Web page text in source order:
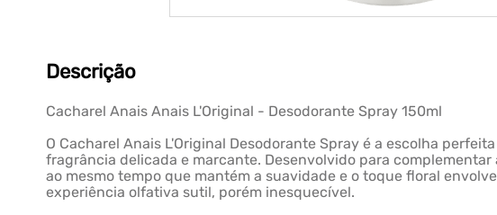
Descrição
Cacharel Anais Anais L'Original - Desodorante Spray 150ml
O Cacharel Anais L'Original Desodorante Spray é a escolha
fragrância delicada e marcante. Desenvolvido para
ao mesmo tempo que mantém a suavidade e o toque floral
experiência olfativa sutil, porém inesquecível.